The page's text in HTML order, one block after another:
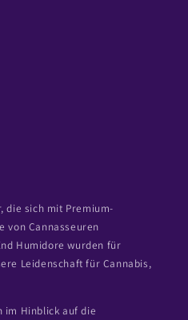
die sich mit Premium-
von Cannasseuren
Humidore wurden für
Leidenschaft für Cannabis,
im Hinblick auf die